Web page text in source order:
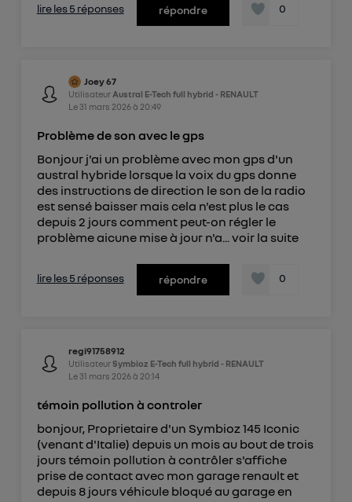
lire les 5 réponses répondre 0
Joey 67
Utilisateur Austral E-Tech full hybrid - RENAULT
Le 31 mars 2026à 20:49
Problème de son avec le gps
Bonjour j'ai un problème avec mon gps d'un
austral hybride lorsque la voix du gps donne
des instructions de direction le son de la radio
est sensé baisser mais cela n'est plus le cas
depuis 2 jours comment peut-on régler le
problème aicune mise à jour n'a... voir la suite
lire les 5 réponses répondre 0
regi91758912
UtilisateurSymbioz E-Tech full hybrid - RENAULT
Le 31 mars 2026à 20:14
témoin pollution à controler
bonjour, Proprietaire d'un Symbioz 145 Iconic
(venant d'Italie) depuis un mois au bout de trois
jours témoin pollution à contrôler s'affiche
prise de contact avec mon garage renault et
depuis 8 jours véhicule bloqué au garage en